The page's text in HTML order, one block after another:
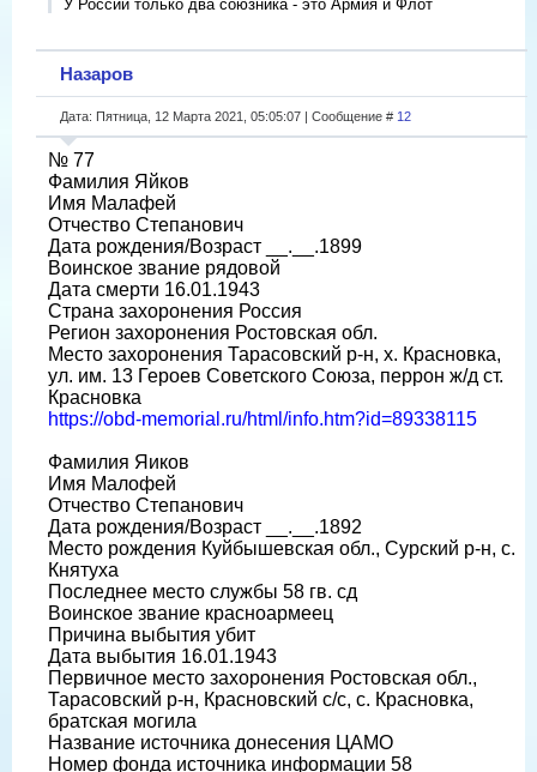
У России только два союзника - это Армия и Флот
Назаров
Дата: Пятница, 12 Марта 2021, 05:05:07 | Сообщение # 12
№ 77
Фамилия Яйков
Имя Малафей
Отчество Степанович
Дата рождения/Возраст __.__.1899
Воинское звание рядовой
Дата смерти 16.01.1943
Страна захоронения Россия
Регион захоронения Ростовская обл.
Место захоронения Тарасовский р-н, х. Красновка,
ул. им. 13 Героев Советского Союза, перрон ж/д ст.
Красновка
https://obd-memorial.ru/html/info.htm?id=89338115
Фамилия Яиков
Имя Малофей
Отчество Степанович
Дата рождения/Возраст __.__.1892
Место рождения Куйбышевская обл., Сурский р-н, с.
Княтуха
Последнее место службы 58 гв. сд
Воинское звание красноармеец
Причина выбытия убит
Дата выбытия 16.01.1943
Первичное место захоронения Ростовская обл.,
Тарасовский р-н, Красновский с/с, с. Красновка,
братская могила
Название источника донесения ЦАМО
Номер фонда источника информации 58